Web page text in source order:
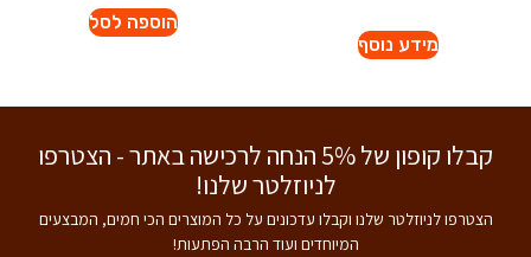
מידע נוסף
הוספה לסל
קבלו קופון של 5% הנחה לרכישה באתר - הצטרפו
לניוזלטר שלנו!
הצטרפו לניוזלטר שלנו וקבלו עדכונים על כל המוצרים הכי חמים, המבצעים
המיוחדים ועוד הרבה הפתעות!